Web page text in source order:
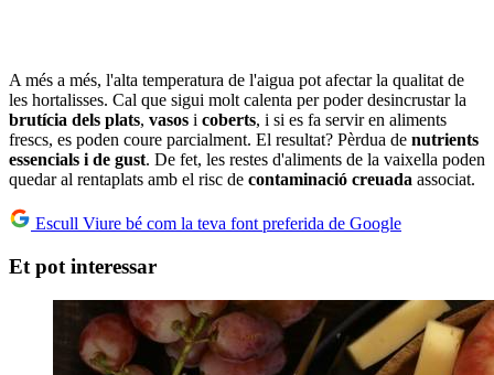
A més a més, l'alta temperatura de l'aigua pot afectar la qualitat de
les hortalisses. Cal que sigui molt calenta per poder desincrustar la
brutícia dels plats, vasos i coberts, i si es fa servir en aliments
frescs, es poden coure parcialment. El resultat? Pèrdua de nutrients
essencials i de gust. De fet, les restes d'aliments de la vaixella poden
quedar al rentaplats amb el risc de contaminació creuada associat.
Escull Viure bé com la teva font preferida de Google
Et pot interessar